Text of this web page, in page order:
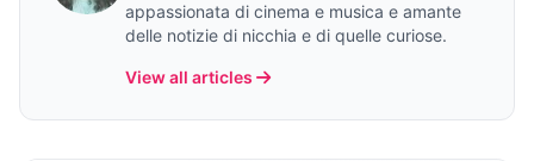
appassionata di cinema e musica e amante
delle notizie di nicchia e di quelle curiose.
View all articles